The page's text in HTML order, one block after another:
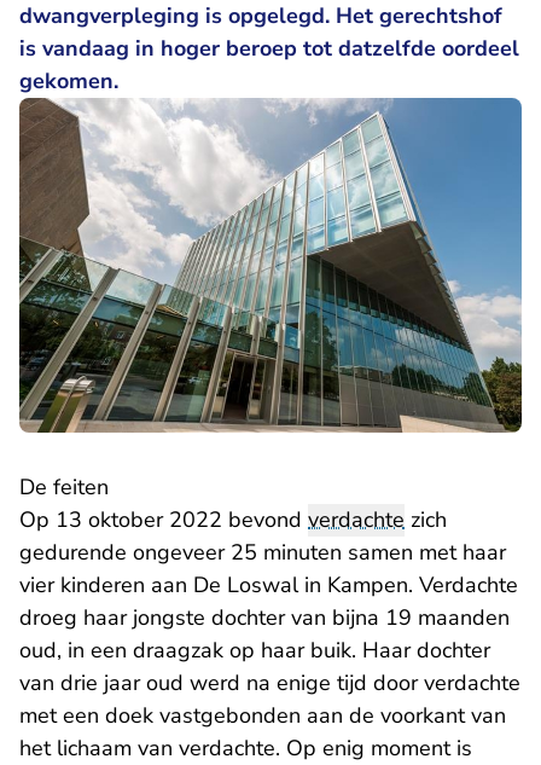
dwangverpleging is opgelegd. Het gerechtshof
is vandaag in hoger beroep tot datzelfde oordeel
gekomen.
De feiten
Op 13 oktober 2022 bevond verdachte zich
gedurende ongeveer 25 minuten samen met haar
vier kinderen aan De Loswal in Kampen. Verdachte
droeg haar jongste dochter van bijna 19 maanden
oud, in een draagzak op haar buik. Haar dochter
van drie jaar oud werd na enige tijd door verdachte
met een doek vastgebonden aan de voorkant van
het lichaam van verdachte. Op enig moment is